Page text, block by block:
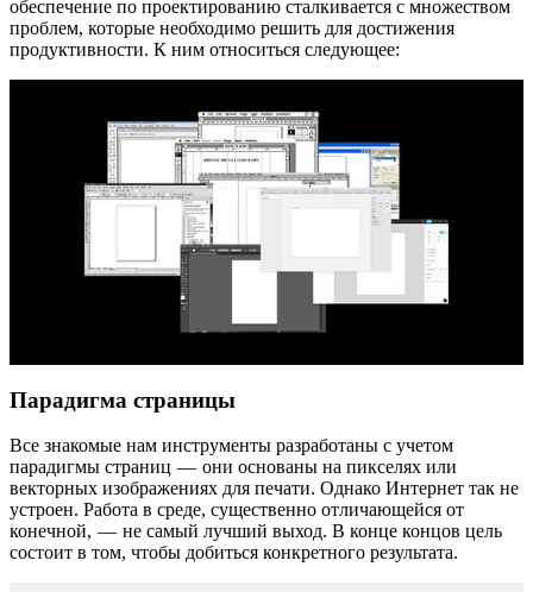
обеспечение по проектированию сталкивается с множеством
проблем, которые необходимо решить для достижения
продуктивности. К ним относиться следующее:
Парадигма страницы
Все знакомые нам инструменты разработаны с учетом
парадигмы страниц — они основаны на пикселях или
векторных изображениях для печати. Однако Интернет так не
устроен. Работа в среде, существенно отличающейся от
конечной, — не самый лучший выход. В конце концов цель
состоит в том, чтобы добиться конкретного результата.